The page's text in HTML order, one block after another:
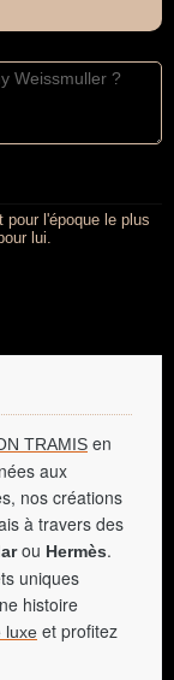
l'époque le plus
lui.
TRAMIS en
aux
nos créations
à travers des
ou Hermès.
uniques
histoire
luxe et profitez